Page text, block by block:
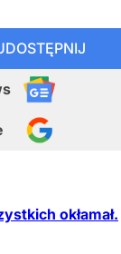
okłamał.